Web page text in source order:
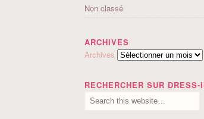
Non classé
ARCHIVES
Archives
RECHERCHER SUR DRESS-